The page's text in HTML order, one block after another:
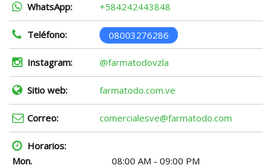
WhatsApp: +584242443848
Teléfono: 08003276286
Instagram: @farmatodovzla
Sitio web: farmatodo.com.ve
Correo: comercialesve@farmatodo.com
Horarios:
Mon.
08:00 AM - 09:00 PM